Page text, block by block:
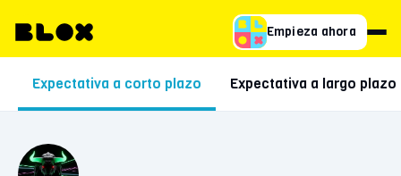
Empieza ahora
Expectativa a corto plazo Expectativa a largo plazo